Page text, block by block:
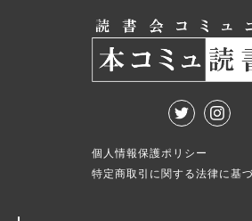
個人情報保護ポリシー
特定商取引に関する法律に基